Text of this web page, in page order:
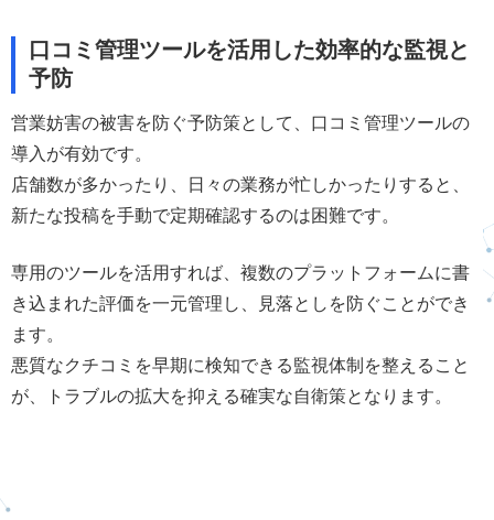
口コミ管理ツールを活用した効率的な監視と
予防
営業妨害の被害を防ぐ予防策として、口コミ管理ツールの
導入が有効です。
店舗数が多かったり、日々の業務が忙しかったりすると、
新たな投稿を手動で定期確認するのは困難です。
専用のツールを活用すれば、複数のプラットフォームに書
き込まれた評価を一元管理し、見落としを防ぐことができ
ます。
悪質なクチコミを早期に検知できる監視体制を整えること
が、トラブルの拡大を抑える確実な自衛策となります。